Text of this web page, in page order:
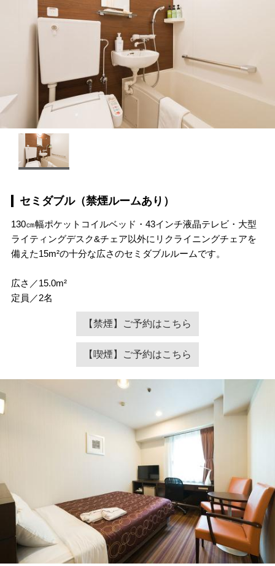
セミダブル（禁煙ルームあり）
130㎝幅ポケットコイルベッド・43インチ液晶テレビ・大型
ライティングデスク&チェア以外にリクライニングチェアを
備えた15m²の十分な広さのセミダブルルームです。
広さ／15.0m²
定員／2名
【禁煙】ご予約はこちら
【喫煙】ご予約はこちら